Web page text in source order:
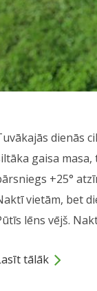
dienās
gaisa
+25°
vietām, bet
lēns vējš.
tālāk